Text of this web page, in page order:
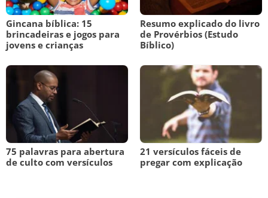
Gincana bíblica: 15
brincadeiras e jogos para
jovens e crianças
Resumo explicado do livro
de Provérbios (Estudo
Bíblico)
75 palavras para abertura
de culto com versículos
21 versículos fáceis de
pregar com explicação